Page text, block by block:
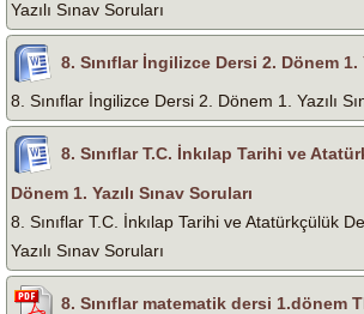
Yazılı Sınav Soruları
8. Sınıflar İngilizce Dersi 2. Dönem 1.
8. Sınıflar İngilizce Dersi 2. Dönem 1. Yazılı
8. Sınıflar T.C. İnkılap Tarihi ve
Dönem 1. Yazılı Sınav Soruları
8. Sınıflar T.C. İnkılap Tarihi ve Atatürkçülük
Yazılı Sınav Soruları
8. Sınıflar matematik dersi 1.dönem